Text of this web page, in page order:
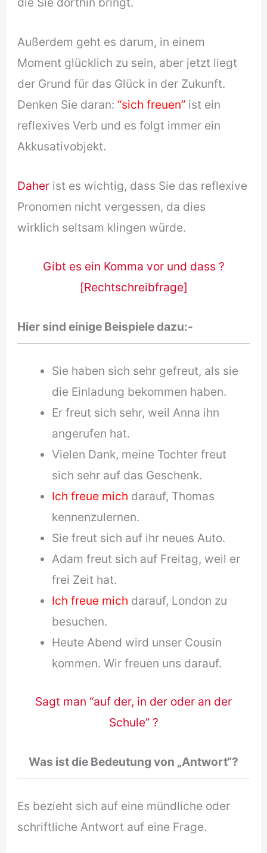
Außerdem geht es darum, in einem
Moment glücklich zu sein, aber jetzt liegt
der Grund für das Glück in der Zukunft.
Denken Sie daran: “sich freuen” ist ein
reflexives Verb und es folgt immer ein
Akkusativobjekt.
Daher ist es wichtig, dass Sie das reflexive
Pronomen nicht vergessen, da dies
wirklich seltsam klingen würde.
Gibt es ein Komma vor und dass ?
[Rechtschreibfrage]
Hier sind einige Beispiele dazu:-
Sie haben sich sehr gefreut, als sie
die Einladung bekommen haben.
Er freut sich sehr, weil Anna ihn
angerufen hat.
Vielen Dank, meine Tochter freut
sich sehr auf das Geschenk.
Ich freue mich darauf, Thomas
kennenzulernen.
Sie freut sich auf ihr neues Auto.
Adam freut sich auf Freitag, weil er
frei Zeit hat.
Ich freue mich darauf, London zu
besuchen.
Heute Abend wird unser Cousin
kommen. Wir freuen uns darauf.
Sagt man “auf der, in der oder an der
Schule” ?
Was ist die Bedeutung von „Antwort“?
Es bezieht sich auf eine mündliche oder
schriftliche Antwort auf eine Frage.